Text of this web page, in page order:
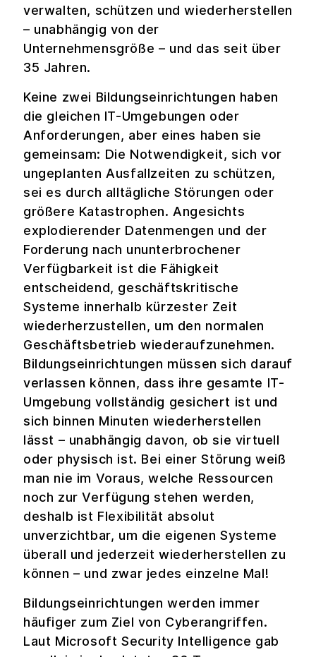
verwalten, schützen und wiederherstellen
– unabhängig von der
Unternehmensgröße – und das seit über
35 Jahren.
Keine zwei Bildungseinrichtungen haben
die gleichen IT-Umgebungen oder
Anforderungen, aber eines haben sie
gemeinsam: Die Notwendigkeit, sich vor
ungeplanten Ausfallzeiten zu schützen,
sei es durch alltägliche Störungen oder
größere Katastrophen. Angesichts
explodierender Datenmengen und der
Forderung nach ununterbrochener
Verfügbarkeit ist die Fähigkeit
entscheidend, geschäftskritische
Systeme innerhalb kürzester Zeit
wiederherzustellen, um den normalen
Geschäftsbetrieb wiederaufzunehmen.
Bildungseinrichtungen müssen sich darauf
verlassen können, dass ihre gesamte IT-
Umgebung vollständig gesichert ist und
sich binnen Minuten wiederherstellen
lässt – unabhängig davon, ob sie virtuell
oder physisch ist. Bei einer Störung weiß
man nie im Voraus, welche Ressourcen
noch zur Verfügung stehen werden,
deshalb ist Flexibilität absolut
unverzichtbar, um die eigenen Systeme
überall und jederzeit wiederherstellen zu
können – und zwar jedes einzelne Mal!
Bildungseinrichtungen werden immer
häufiger zum Ziel von Cyberangriffen.
Laut Microsoft Security Intelligence gab